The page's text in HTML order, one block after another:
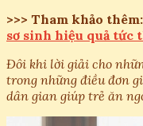
>>> Tham khảo thêm:
sơ sinh hiệu quả tức
Đôi khi lời giải cho
trong những điều đơn
dân gian giúp trẻ ăn